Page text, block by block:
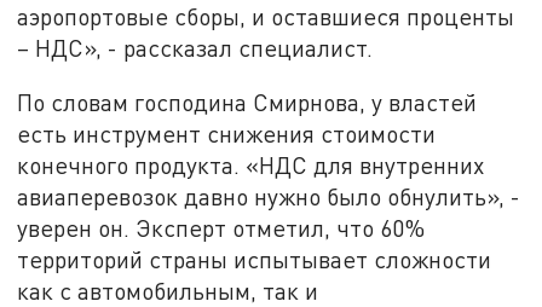
аэропортовые сборы, и оставшиеся проценты
– НДС», - рассказал специалист.
По словам господина Смирнова, у властей
есть инструмент снижения стоимости
конечного продукта. «НДС для внутренних
авиаперевозок давно нужно было обнулить», -
уверен он. Эксперт отметил, что 60%
территорий страны испытывает сложности
как с автомобильным, так и